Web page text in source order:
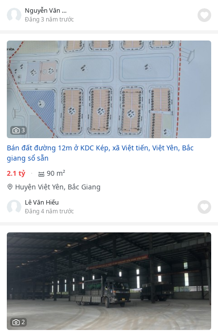
Nguyễn Văn Lộc
Đăng 3 năm trước
3
Bán đất đường 12m ở KDC Kép, xã Việt tiến, Việt Yên, Bắc
giang sổ sẵn
2.1 tỷ
90 m²
Huyện Việt Yên, Bắc Giang
Lê Văn Hiếu
Đăng 4 năm trước
2